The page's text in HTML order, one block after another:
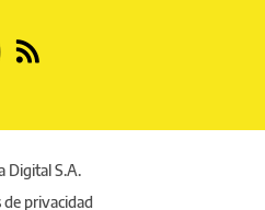
Digital S.A.
de privacidad